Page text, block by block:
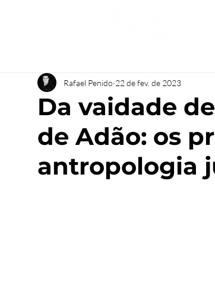
Da vaidade
de Adão: os
antropologia
Rafael Penido 22 de fev. de 2023